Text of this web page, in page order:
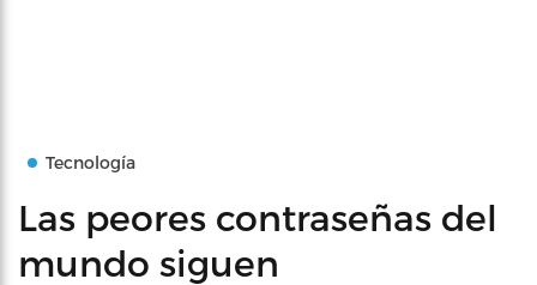
Tecnología
Las peores contraseñas del
mundo siguen